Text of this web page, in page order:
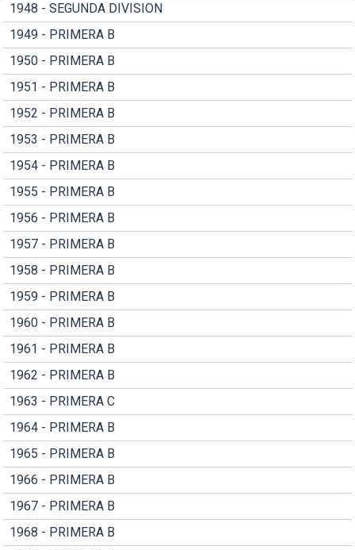
1948 - SEGUNDA DIVISION
1949 - PRIMERA B
1950 - PRIMERA B
1951 - PRIMERA B
1952 - PRIMERA B
1953 - PRIMERA B
1954 - PRIMERA B
1955 - PRIMERA B
1956 - PRIMERA B
1957 - PRIMERA B
1958 - PRIMERA B
1959 - PRIMERA B
1960 - PRIMERA B
1961 - PRIMERA B
1962 - PRIMERA B
1963 - PRIMERA C
1964 - PRIMERA B
1965 - PRIMERA B
1966 - PRIMERA B
1967 - PRIMERA B
1968 - PRIMERA B